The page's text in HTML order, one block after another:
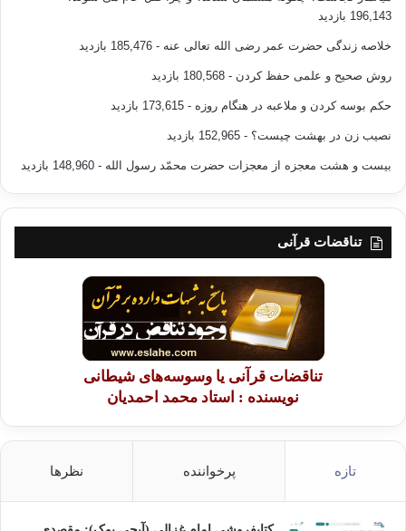
196,143 بازدید
خلاصه زندگی حضرت عمر رضی الله تعالی عنه - 185,476 بازدید
روش صحیح و علمی حفظ کردن - 180,568 بازدید
حکم بوسه کردن و ملاعبه در هنگام روزه - 173,615 بازدید
نصیب زن در بهشت چیست؟ - 152,965 بازدید
بیست و هشت معجزه از معجزات حضرت محمّد رسول الله - 148,960 بازدید
تناقضات قرآنی
تناقضات قرآنی یا وسوسه‌های شیطانی
نویسنده : استاد محمد احمدیان
تازه پرخواننده نظرها